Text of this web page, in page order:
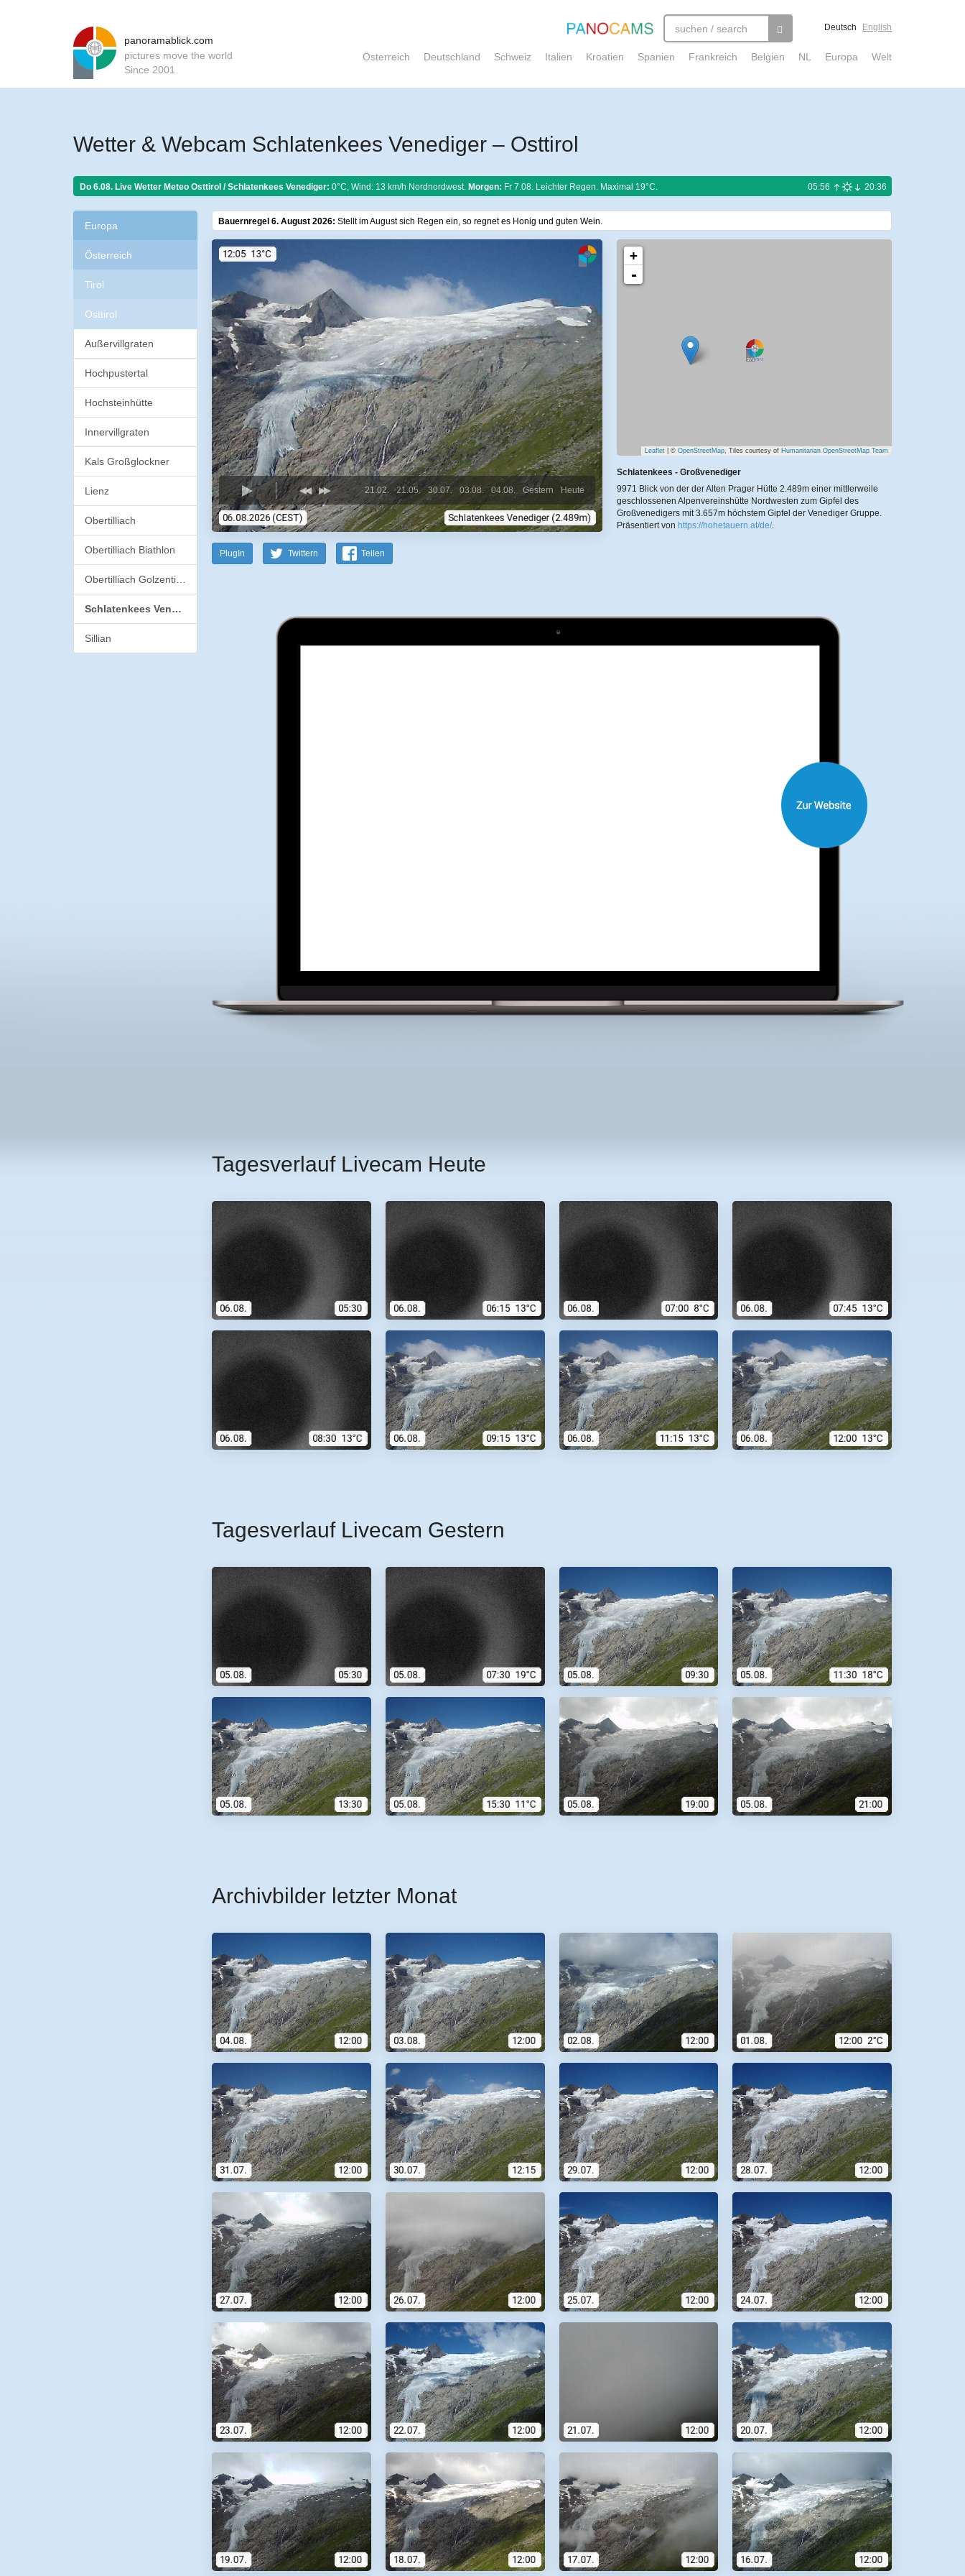
panoramablick.com
pictures move the world
Since 2001
Deutsch English
Österreich Deutschland Schweiz Italien Kroatien Spanien Frankreich Belgien NL Europa Welt
Wetter & Webcam Schlatenkees Venediger – Osttirol
Do 6.08. Live Wetter Meteo Osttirol / Schlatenkees Venediger: 0°C, Wind: 13 km/h Nordnordwest. Morgen: Fr 7.08. Leichter Regen. Maximal 19°C. 05:56 20:36
Europa
Österreich
Tirol
Osttirol
Außervillgraten
Hochpustertal
Hochsteinhütte
Innervillgraten
Kals Großglockner
Lienz
Obertilliach
Obertilliach Biathlon
Schlatenkees Venediger
Sillian
Bauernregel 6. August 2026: Stellt im August sich Regen ein, so regnet es Honig und guten Wein.
Heute
Gestern
04.08.
03.08.
30.07.
21.05.
21.02.
+
-
Leaflet| © OpenStreetMap, Tiles courtesy of Humanitarian OpenStreetMap Team
Schlatenkees - Großvenediger
9971 Blick von der der Alten Prager Hütte 2.489m einer mittlerweile
geschlossenen Alpenvereinshütte Nordwesten zum Gipfel des
Großvenedigers mit 3.657m höchstem Gipfel der Venediger Gruppe.
Präsentiert von https://hohetauern.at/de/.
PlugIn Twittern Teilen
Tagesverlauf Livecam Heute
Tagesverlauf Livecam Gestern
Archivbilder letzter Monat